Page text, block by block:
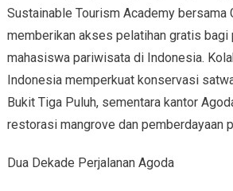
Sustainable Tourism Academy bersama
memberikan akses pelatihan gratis
mahasiswa pariwisata di Indonesia.
Indonesia memperkuat konservasi
Bukit Tiga Puluh, sementara kantor
restorasi mangrove dan pemberdayaan
Dua Dekade Perjalanan Agoda